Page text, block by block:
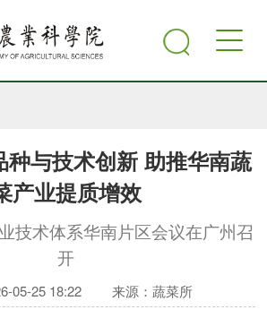
种与技术创新 助推华南蔬
产业提质增效
技术体系华南片区会议在广州召
开
05-25 18:22 来源：蔬菜所